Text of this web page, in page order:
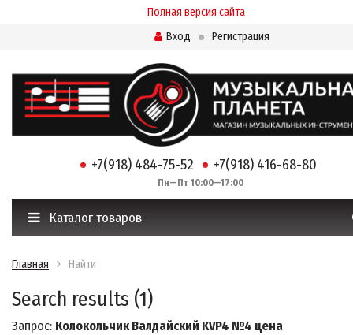
Полная версия сайта
Вход
Регистрация
+7(918) 484-75-52 +7(918) 416-68-80
Пн—Пт 10:00—17:00
Каталог товаров
Главная Найти
Search results (1)
Запрос: Колокольчик Валдайский KVP4 №4 цена